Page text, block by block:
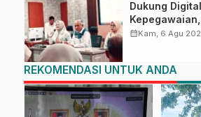
Dukung
Kepegawaian,
Sulbar Siap
calendar_monthKam, 6 Agu
REKOMENDASI UNTUK ANDA